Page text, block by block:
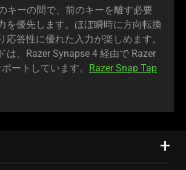
キーの間で、前のキーを離す必要
を優先します。ほぼ瞬時に方向転換
応答性に優れた入力が楽しめます。
は、Razer Synapse 4 経由で Razer
ートしています。
Razer Snap Tap